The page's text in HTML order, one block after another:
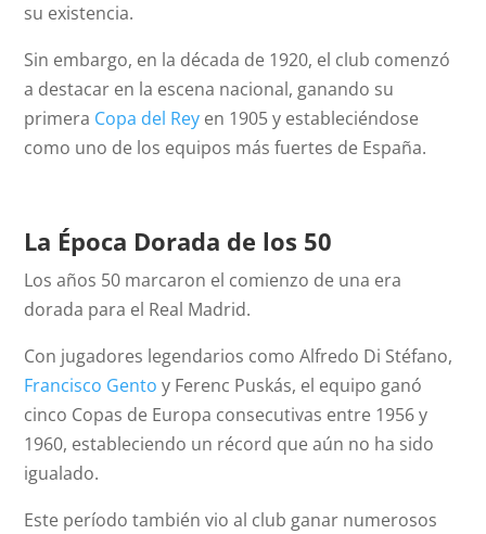
su existencia.
Sin embargo, en la década de 1920, el club comenzó
a destacar en la escena nacional, ganando su
primera Copa del Rey en 1905 y estableciéndose
como uno de los equipos más fuertes de España.
La Época Dorada de los 50
Los años 50 marcaron el comienzo de una era
dorada para el Real Madrid.
Con jugadores legendarios como Alfredo Di Stéfano,
Francisco Gento y Ferenc Puskás, el equipo ganó
cinco Copas de Europa consecutivas entre 1956 y
1960, estableciendo un récord que aún no ha sido
igualado.
Este período también vio al club ganar numerosos